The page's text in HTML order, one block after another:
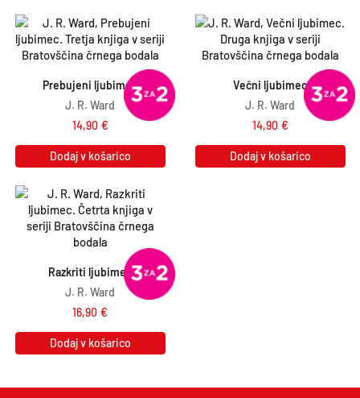
Prebujeni ljubimec
J. R. Ward
14,90 €
Dodaj v košarico
Večni ljubimec
J. R. Ward
14,90 €
Dodaj v košarico
Razkriti ljubimec
J. R. Ward
16,90 €
Dodaj v košarico